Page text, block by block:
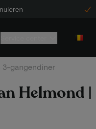
3-gangendiner
Helmond |